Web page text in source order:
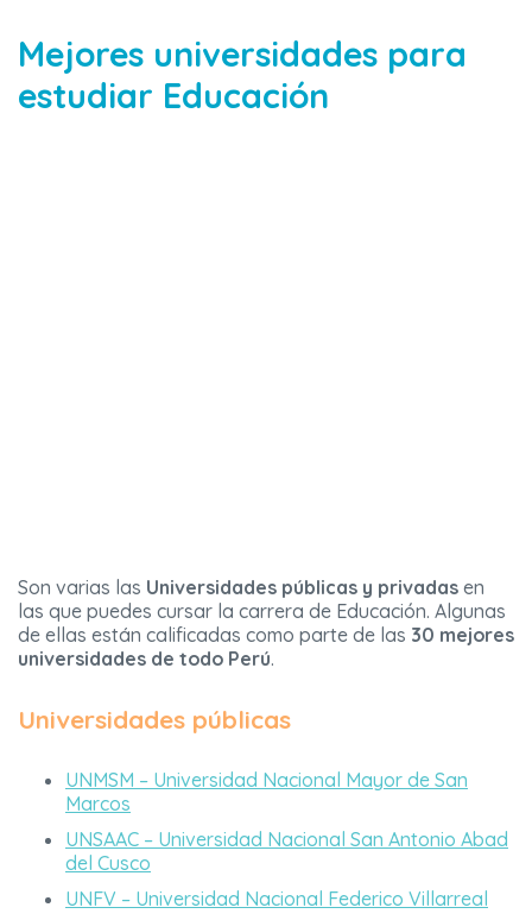
Mejores universidades para
estudiar Educación
Son varias las Universidades públicas y privadas en
las que puedes cursar la carrera de Educación. Algunas
de ellas están calificadas como parte de las 30 mejores
universidades de todo Perú.
Universidades públicas
UNMSM – Universidad Nacional Mayor de San
Marcos
UNSAAC – Universidad Nacional San Antonio Abad
del Cusco
UNFV – Universidad Nacional Federico Villarreal